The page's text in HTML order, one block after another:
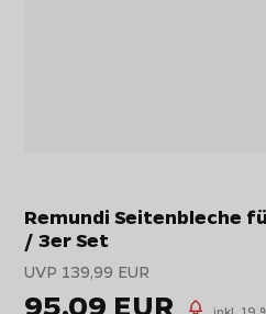
Remundi Seitenbleche
/ 3er Set
UVP 139,99 EUR
95,09 EUR